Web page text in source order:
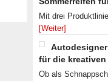
Mit drei
[Weiter]
für die
Ob als